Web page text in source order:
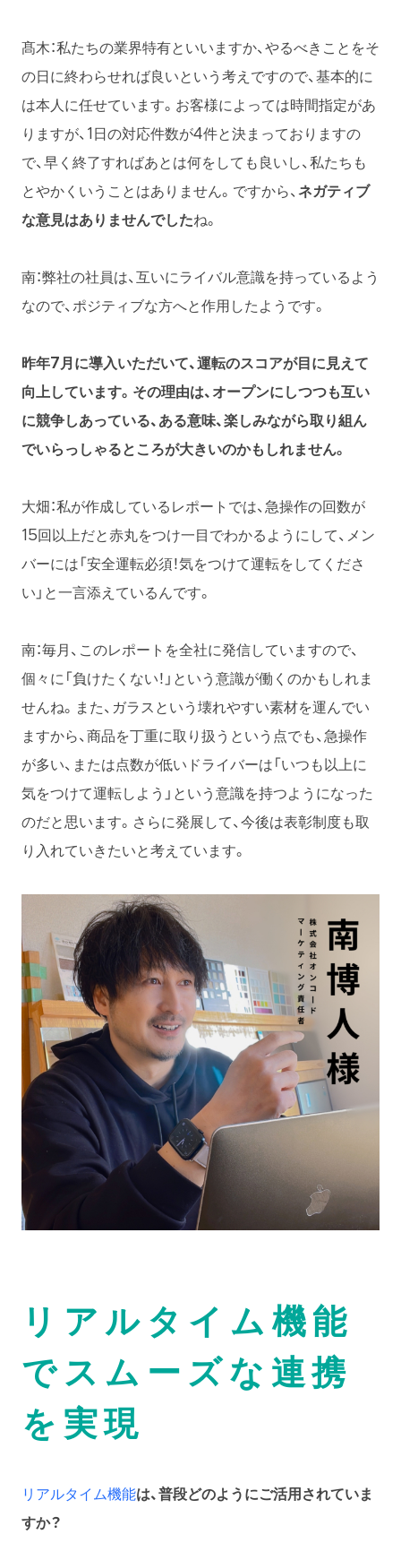
髙木：私たちの業界特有といいますか、やるべきことをそ
の日に終わらせれば良いという考えですので、基本的に
は本人に任せています。お客様によっては時間指定があ
りますが、1日の対応件数が4件と決まっておりますの
で、早く終了すればあとは何をしても良いし、私たちも
とやかくいうことはありません。ですから、 ネガティブ
な意見はありませんでしたね。
南：弊社の社員は、互いにライバル意識を持っているよう
なので、ポジティブな方へと作用したようです。
昨年7月に導入いただいて、運転のスコアが目に見えて
向上しています。その理由は、オープンにしつつも互い
に競争しあっている、ある意味、楽しみながら取り組ん
でいらっしゃるところが大きいのかもしれません。
大畑：私が作成しているレポートでは、急操作の回数が
15回以上だと赤丸をつけ一目でわかるようにして、メン
バーには「安全運転必須！気をつけて運転をしてくださ
い」と一言添えているんです。
南：毎月、このレポートを全社に発信していますので、
個々に「負けたくない！」という意識が働くのかもしれま
せんね。また、ガラスという壊れやすい素材を運んでい
ますから、商品を丁重に取り扱うという点でも、急操作
が多い、または点数が低いドライバーは「いつも以上に
気をつけて運転しよう」という意識を持つようになった
のだと思います。さらに発展して、今後は表彰制度も取
り入れていきたいと考えています。
リアルタイム機能
でスムーズな連携
を実現
リアルタイム機能は、普段どのようにご活用されていま
すか？